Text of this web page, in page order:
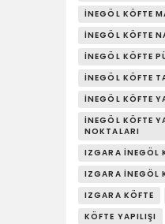
İNEGÖL KÖFTE
İNEGÖL KÖFTE
İNEGÖL KÖFTE
İNEGÖL KÖFTE
İNEGÖL KÖFTE
İNEGÖL KÖFTE
NOKTALARI
IZGARA İNEGÖL
IZGARA İNEGÖL
IZGARA KÖFTE
KÖFTE YAPILIŞI